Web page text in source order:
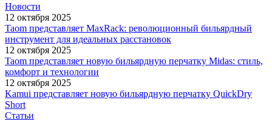
Новости
12 октября 2025
Taom представляет MaxRack: революционный бильярдный
инструмент для идеальных расстановок
12 октября 2025
Taom представляет новую бильярдную перчатку Midas: стиль,
комфорт и технологии
12 октября 2025
Kamui представляет новую бильярдную перчатку QuickDry
Short
Статьи